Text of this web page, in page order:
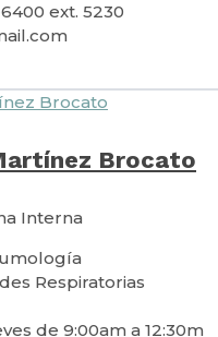
ext. 5230
Brocato
Interna
Respiratorias
de 9:00am a 12:30m